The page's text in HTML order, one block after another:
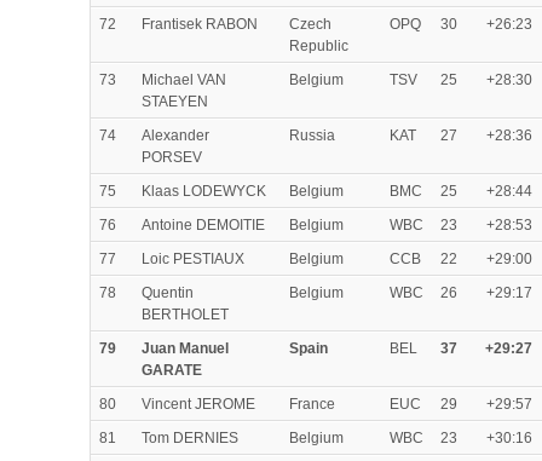
72 Frantisek RABON
Czech
Republic
OPQ 30 +26:23
73
Michael VAN
STAEYEN
Belgium TSV 25 +28:30
74
Alexander
PORSEV
Russia KAT 27 +28:36
75 Klaas LODEWYCK Belgium BMC 25
+28:44
76
Antoine DEMOITIE Belgium WBC 23
+28:53
77
Loic PESTIAUX Belgium CCB 22
+29:00
78
Quentin
BERTHOLET
Belgium WBC 26 +29:17
79
Juan Manuel
GARATE
Spain BEL 37 +29:27
80 Vincent JEROME France EUC 29
+29:57
81
Tom DERNIES Belgium WBC 23
+30:16